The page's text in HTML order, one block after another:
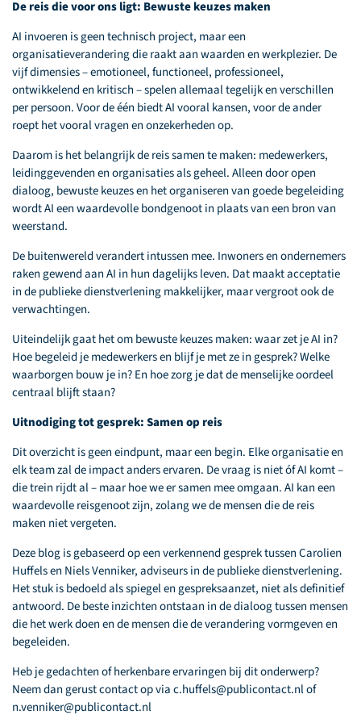
De reis die voor ons ligt: Bewuste keuzes maken
AI invoeren is geen technisch project, maar een
organisatieverandering die raakt aan waarden en werkplezier. De
vijf dimensies – emotioneel, functioneel, professioneel,
ontwikkelend en kritisch – spelen allemaal tegelijk en verschillen
per persoon. Voor de één biedt AI vooral kansen, voor de ander
roept het vooral vragen en onzekerheden op.
Daarom is het belangrijk de reis samen te maken: medewerkers,
leidinggevenden en organisaties als geheel. Alleen door open
dialoog, bewuste keuzes en het organiseren van goede begeleiding
wordt AI een waardevolle bondgenoot in plaats van een bron van
weerstand.
De buitenwereld verandert intussen mee. Inwoners en ondernemers
raken gewend aan AI in hun dagelijks leven. Dat maakt acceptatie
in de publieke dienstverlening makkelijker, maar vergroot ook de
verwachtingen.
Uiteindelijk gaat het om bewuste keuzes maken: waar zet je AI in?
Hoe begeleid je medewerkers en blijf je met ze in gesprek? Welke
waarborgen bouw je in? En hoe zorg je dat de menselijke oordeel
centraal blijft staan?
Uitnodiging tot gesprek: Samen op reis
Dit overzicht is geen eindpunt, maar een begin. Elke organisatie en
elk team zal de impact anders ervaren. De vraag is niet óf AI komt –
die trein rijdt al – maar hoe we er samen mee omgaan. AI kan een
waardevolle reisgenoot zijn, zolang we de mensen die de reis
maken niet vergeten.
Deze blog is gebaseerd op een verkennend gesprek tussen Carolien
Huffels en Niels Venniker, adviseurs in de publieke dienstverlening.
Het stuk is bedoeld als spiegel en gespreksaanzet, niet als definitief
antwoord. De beste inzichten ontstaan in de dialoog tussen mensen
die het werk doen en de mensen die de verandering vormgeven en
begeleiden.
Heb je gedachten of herkenbare ervaringen bij dit onderwerp?
Neem dan gerust contact op via c.huffels@publicontact.nl of
n.venniker@publicontact.nl